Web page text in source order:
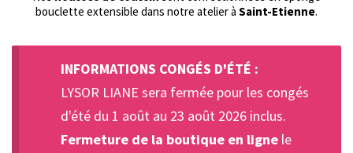
bouclette extensible dans notre atelier à Saint-Etienne.
INFORMATIONS CONGÉS D'ÉTÉ :
LYSOR LIANE sera fermée pour les congés
d'été du 1 août au 23 août 2026 inclus.
Fermeture de la boutique en lignele